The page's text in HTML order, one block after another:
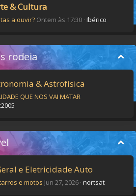
& Cultura
a ouvir? Ontem às 17:30 Ibérico
rodeia
& Astrofísica
QUE NOS VAI MATAR
e Eletricidade Auto
e motos Jun 27, 2026 nortsat